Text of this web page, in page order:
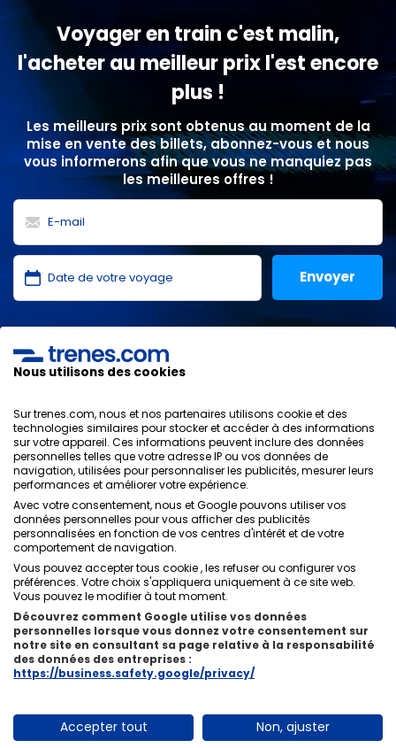
Voyager en train c'est malin,
l'acheter au meilleur prix l'est encore
plus !
Les meilleurs prix sont obtenus au moment de la
mise en vente des billets, abonnez-vous et nous
vous informerons afin que vous ne manquiez pas
les meilleures offres !
protection des données
ONLINE TRAVEL SOLUTIONS.
Politique de confidentialité
Conditions générales
Politique de sécurité
Contacts
Qui sommes-nous ixigo
Copyright © Trenes.com. Tous droits réservés.
Nous utilisons des cookies
Sur trenes.com, nous et nos partenaires utilisons cookie et des
technologies similaires pour stocker et accéder à des informations
sur votre appareil. Ces informations peuvent inclure des données
personnelles telles que votre adresse IP ou vos données de
navigation, utilisées pour personnaliser les publicités, mesurer leurs
performances et améliorer votre expérience.
Avec votre consentement, nous et Google pouvons utiliser vos
données personnelles pour vous afficher des publicités
personnalisées en fonction de vos centres d'intérêt et de votre
comportement de navigation.
Vous pouvez accepter tous cookie , les refuser ou configurer vos
préférences. Votre choix s'appliquera uniquement à ce site web.
Vous pouvez le modifier à tout moment.
Découvrez comment Google utilise vos données
personnelles lorsque vous donnez votre consentement sur
notre site en consultant sa page relative à la responsabilité
des données des entreprises :
https://business.safety.google/privacy/
Accepter tout Non, ajuster